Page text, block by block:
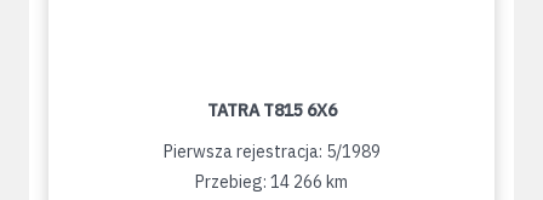
TATRA T815 6X6
Pierwsza rejestracja: 5/1989
Przebieg: 14 266 km